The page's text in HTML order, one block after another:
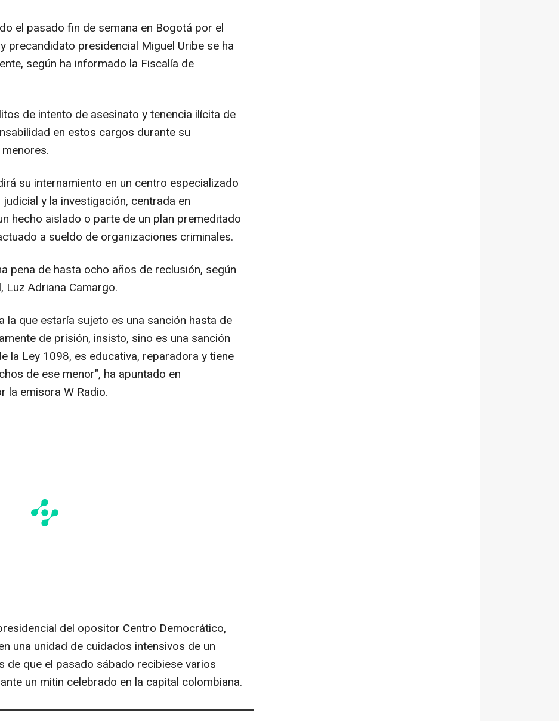
el pasado fin de semana en Bogotá por el
precandidato presidencial Miguel Uribe se ha
según ha informado la Fiscalía de
de intento de asesinato y tenencia ilícita de
en estos cargos durante su
su internamiento en un centro especializado
y la investigación, centrada en
hecho aislado o parte de un plan premeditado
a sueldo de organizaciones criminales.
pena de hasta ocho años de reclusión, según
Luz Adriana Camargo.
la que estaría sujeto es una sanción hasta de
de prisión, insisto, sino es una sanción
la Ley 1098, es educativa, reparadora y tiene
de ese menor", ha apuntado en
la emisora W Radio.
del opositor Centro Democrático,
una unidad de cuidados intensivos de un
de que el pasado sábado recibiese varios
un mitin celebrado en la capital colombiana.